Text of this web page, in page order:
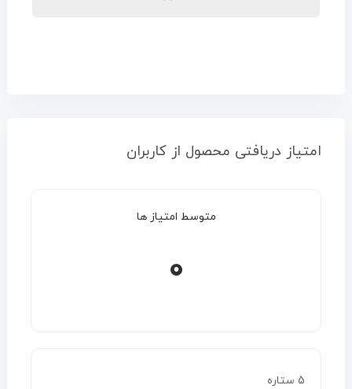
امتیاز دریافتی محصول از کاربران
متوسط امتیاز ها
0
5 ستاره